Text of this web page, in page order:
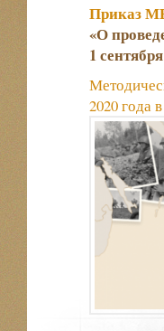
Приказ
«О
1
2020 года